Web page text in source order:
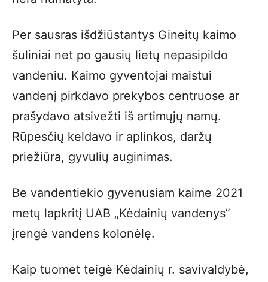
Per sausras išdžiūstantys Gineitų kaimo
šuliniai net po gausių lietų nepasipildo
vandeniu. Kaimo gyventojai maistui
vandenį pirkdavo prekybos centruose ar
prašydavo atsivežti iš artimųjų namų.
Rūpesčių keldavo ir aplinkos, daržų
priežiūra, gyvulių auginimas.
Be vandentiekio gyvenusiam kaime 2021
metų lapkritį UAB „Kėdainių vandenys”
įrengė vandens kolonėlę.
Kaip tuomet teigė Kėdainių r. savivaldybė,